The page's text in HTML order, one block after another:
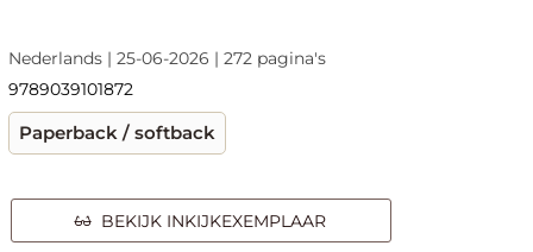
Nederlands | 25-06-2026 | 272 pagina's
9789039101872
Paperback / softback
BEKIJK INKIJKEXEMPLAAR